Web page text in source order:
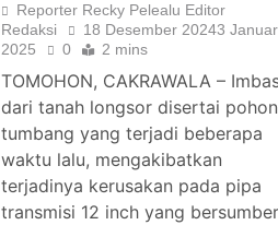
Reporter Recky Pelealu Editor
Redaksi
18 Desember 20243
2025
0 2 mins
TOMOHON, CAKRAWALA –
dari tanah longsor disertai pohon
tumbang yang terjadi beberapa
waktu lalu, mengakibatkan
terjadinya kerusakan pada pipa
transmisi 12 inch yang